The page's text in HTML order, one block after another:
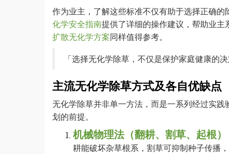
作为业主，了解这些标准不仅有助于选择正确的
化学安全指南提供了详细的操作建议，帮助业主
扩散无化学方案同样值得参考。
「选择无化学除草，不仅是保护家庭健康的
主流无化学除草方式及各自优缺点
无化学除草并非单一方法，而是一系列经过实
划的前提。
机械物理法（翻耕、割草、起根）
耕能破坏杂草根系，割草可抑制种子传播